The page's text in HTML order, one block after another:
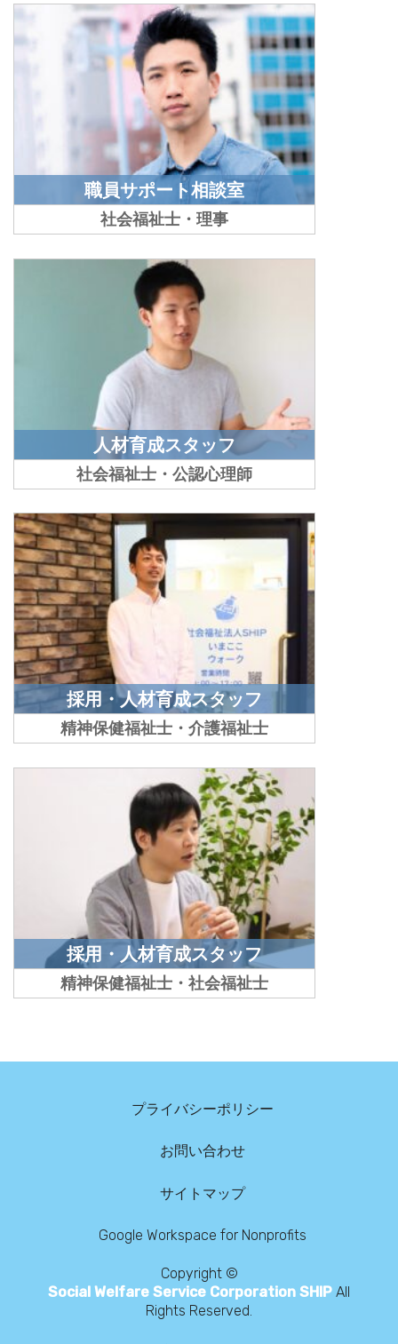
職員サポート相談室
社会福祉士・理事
人材育成スタッフ
社会福祉士・公認心理師
採用・人材育成スタッフ
精神保健福祉士・介護福祉士
採用・人材育成スタッフ
精神保健福祉士・社会福祉士
プライバシーポリシー
お問い合わせ
サイトマップ
Google Workspace for Nonprofits
Copyright ©
Social Welfare Service Corporation SHIP All
Rights Reserved.